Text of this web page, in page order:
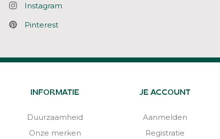
Instagram
Pinterest
INFORMATIE
Duurzaamheid
Onze merken
JE ACCOUNT
Aanmelden
Registratie